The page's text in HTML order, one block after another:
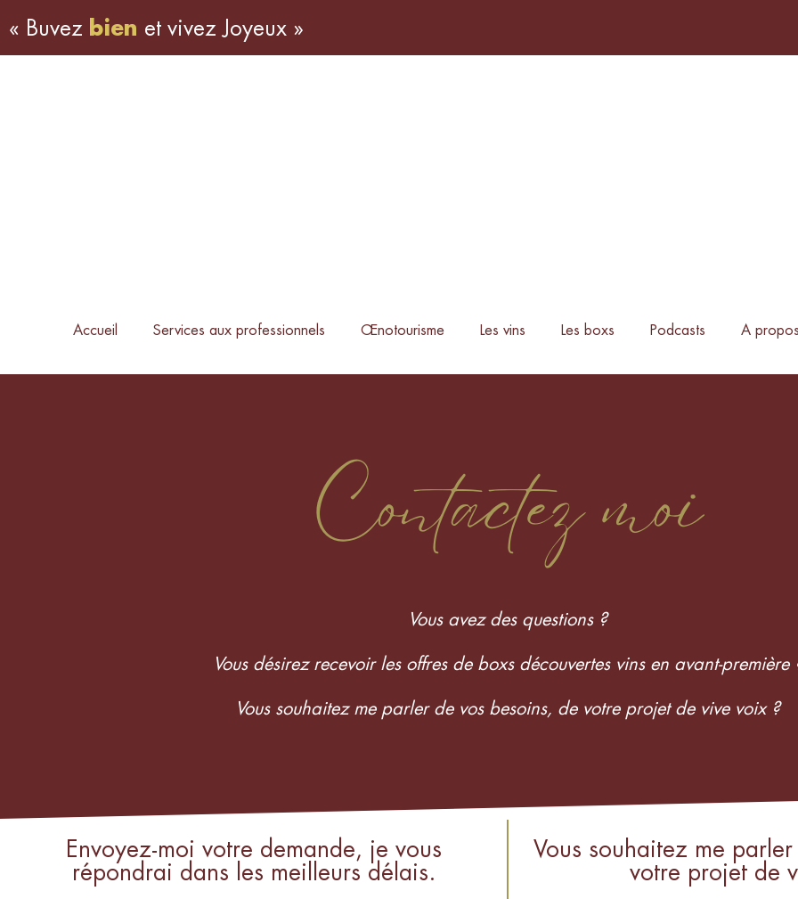
« Buvez bien et vivez Joyeux »
Accueil Services aux professionnels Œnotourisme Les vins Les boxs Podcasts A
Contactez moi
Vous avez des questions ?
Vous désirez recevoir les offres de boxs découvertes vins en avant-première
Vous souhaitez me parler de vos besoins, de votre projet de vive voix ?
Envoyez-moi votre demande, je vous
répondrai dans les meilleurs délais.
Vous souhaitez me
votre projet de